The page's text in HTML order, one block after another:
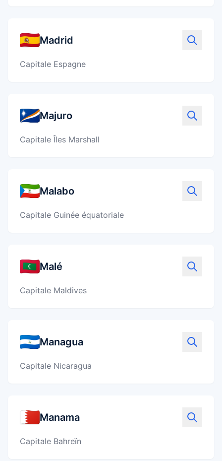
Madrid
Capitale Espagne
Majuro
Capitale Îles Marshall
Malabo
Capitale Guinée équatoriale
Malé
Capitale Maldives
Managua
Capitale Nicaragua
Manama
Capitale Bahreïn